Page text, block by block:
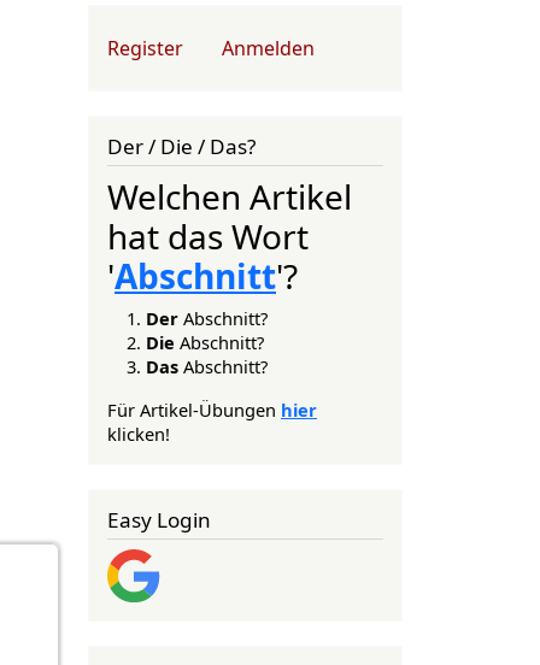
User account menu
Register Anmelden
Der / Die / Das?
Welchen Artikel
hat das Wort
'Abschnitt'?
Der Abschnitt?
Die Abschnitt?
Das Abschnitt?
Für Artikel-Übungen hier
klicken!
Easy Login